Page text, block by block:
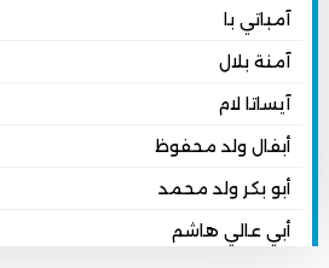
آمباتي با
آمنة بلال
آيساتا لام
أبفال ولد محفوظ
أبو بكر ولد محمد
أبي عالي هاشم